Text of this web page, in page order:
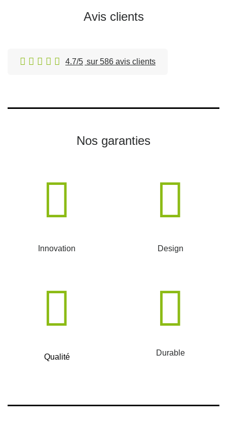
Avis clients
4.7/5 sur 586 avis clients
Nos garanties
Innovation Design
Qualité Durable